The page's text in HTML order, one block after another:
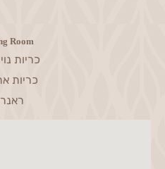
Room
כריות
כריות